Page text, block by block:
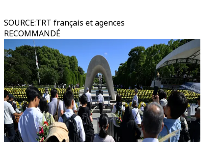
SOURCE:TRT français et agences
RECOMMANDÉ